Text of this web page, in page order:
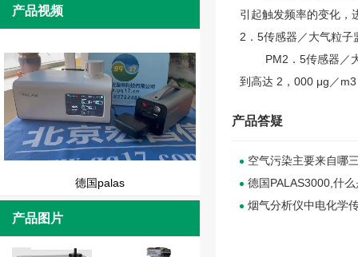
产品视频
德国palas
产品图片
引起触发频率的变化，
2．5传感器／大气粒子
PM2．5传感器／大
到高达 2，000 μg／
产品答疑
空气污染主要来自哪
德国PALAS3000,什
烟气分析仪中电化学